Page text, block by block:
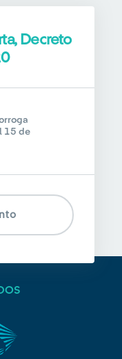
Decreto
15 de